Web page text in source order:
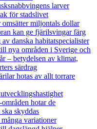
larver
för stadslivet
miljontals dollar
kan ge fjärilsvingar färg
danska habitatspecialister
nya områden i Sverige och
– betydelsen av klimat,
särdrag
hotas av allt torrare
hotar de
skyddas
variationer